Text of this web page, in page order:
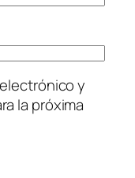
y
la próxima